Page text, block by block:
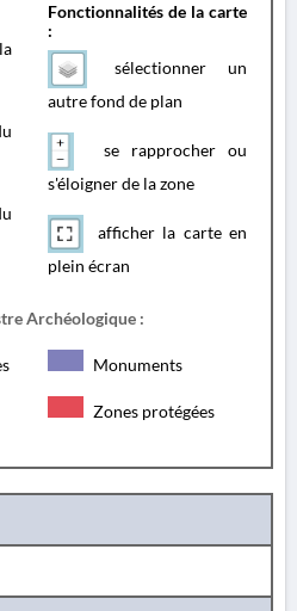
Fonctionnalités de la carte
:
sélectionner un
autre fond de plan
se rapprocher ou
s'éloigner de la zone
afficher la carte en
plein écran
Archéologique :
Monuments
Zones protégées